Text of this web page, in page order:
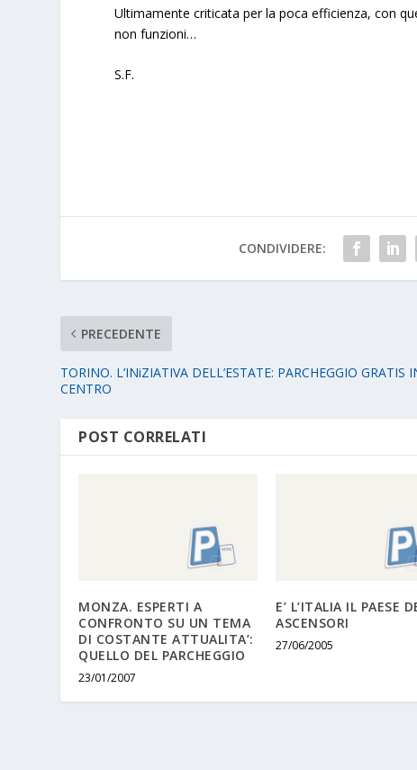
Ultimamente criticata per la poca efficienza, con
non funzioni…
S.F.
CONDIVIDERE:
PRECEDENTE
TORINO. L’INiZIATIVA DELL’ESTATE: PARCHEGGIO GRATIS
CENTRO
POST CORRELATI
MONZA. ESPERTI A
CONFRONTO SU UN TEMA
DI COSTANTE ATTUALITA’:
QUELLO DEL PARCHEGGIO
23/01/2007
E’ L’ITALIA IL PAESE
ASCENSORI
27/06/2005